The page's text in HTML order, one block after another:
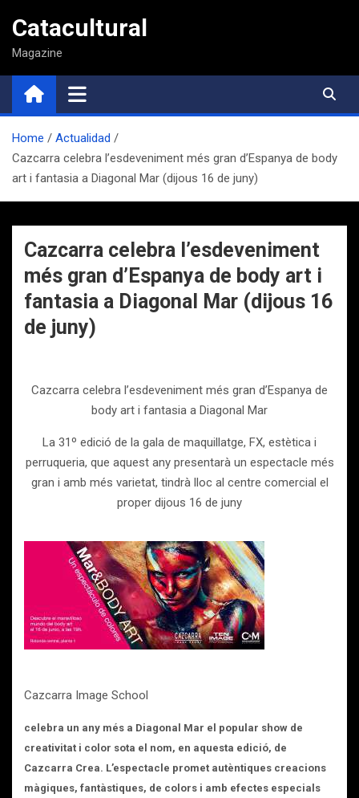
contenido
Catacultural
Magazine
Home
Actualidad
Cazcarra celebra l’esdeveniment més gran d’Espanya de body
art i fantasia a Diagonal Mar (dijous 16 de juny)
Cazcarra celebra l’esdeveniment
més gran d’Espanya de body art i
fantasia a Diagonal Mar (dijous 16
de juny)
Cazcarra celebra l’esdeveniment més gran d’Espanya de
body art i fantasia a Diagonal Mar
La 31º edició de la gala de maquillatge, FX, estètica i
perruqueria, que aquest any presentarà un espectacle més
gran i amb més varietat, tindrà lloc al centre comercial el
proper dijous 16 de juny
Cazcarra Image School
celebra un any més a Diagonal Mar el popular show de
creativitat i color sota el nom, en aquesta edició, de
Cazcarra Crea. L’espectacle promet autèntiques creacions
màgiques, fantàstiques, de colors i amb efectes especials